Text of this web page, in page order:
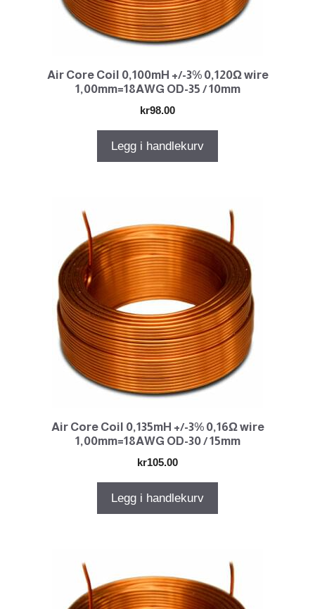
Air Core Coil 0,100mH +/-3% 0,120Ω wire
1,00mm=18AWG OD-35 / 10mm
kr98.00
Legg i handlekurv
Air Core Coil 0,135mH +/-3% 0,16Ω wire
1,00mm=18AWG OD-30 / 15mm
kr105.00
Legg i handlekurv